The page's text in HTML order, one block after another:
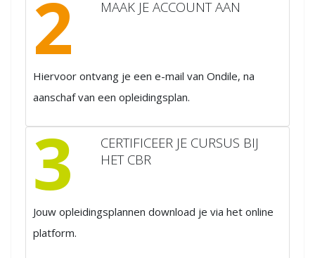
2 MAAK JE ACCOUNT AAN
Hiervoor ontvang je een e-mail van Ondile, na
aanschaf van een opleidingsplan.
3
CERTIFICEER JE CURSUS BIJ
HET CBR
Jouw opleidingsplannen download je via het online
platform.